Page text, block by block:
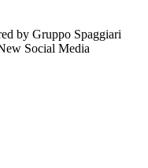
by Gruppo Spaggiari
Social Media